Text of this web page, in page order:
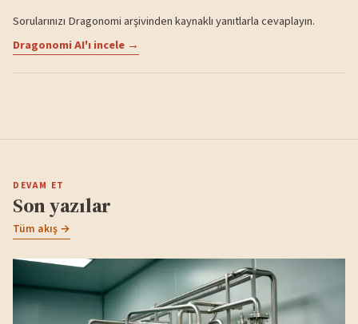
Sorularınızı Dragonomi arşivinden kaynaklı yanıtlarla cevaplayın.
Dragonomi AI'ı incele →
DEVAM ET
Son yazılar
Tüm akış →